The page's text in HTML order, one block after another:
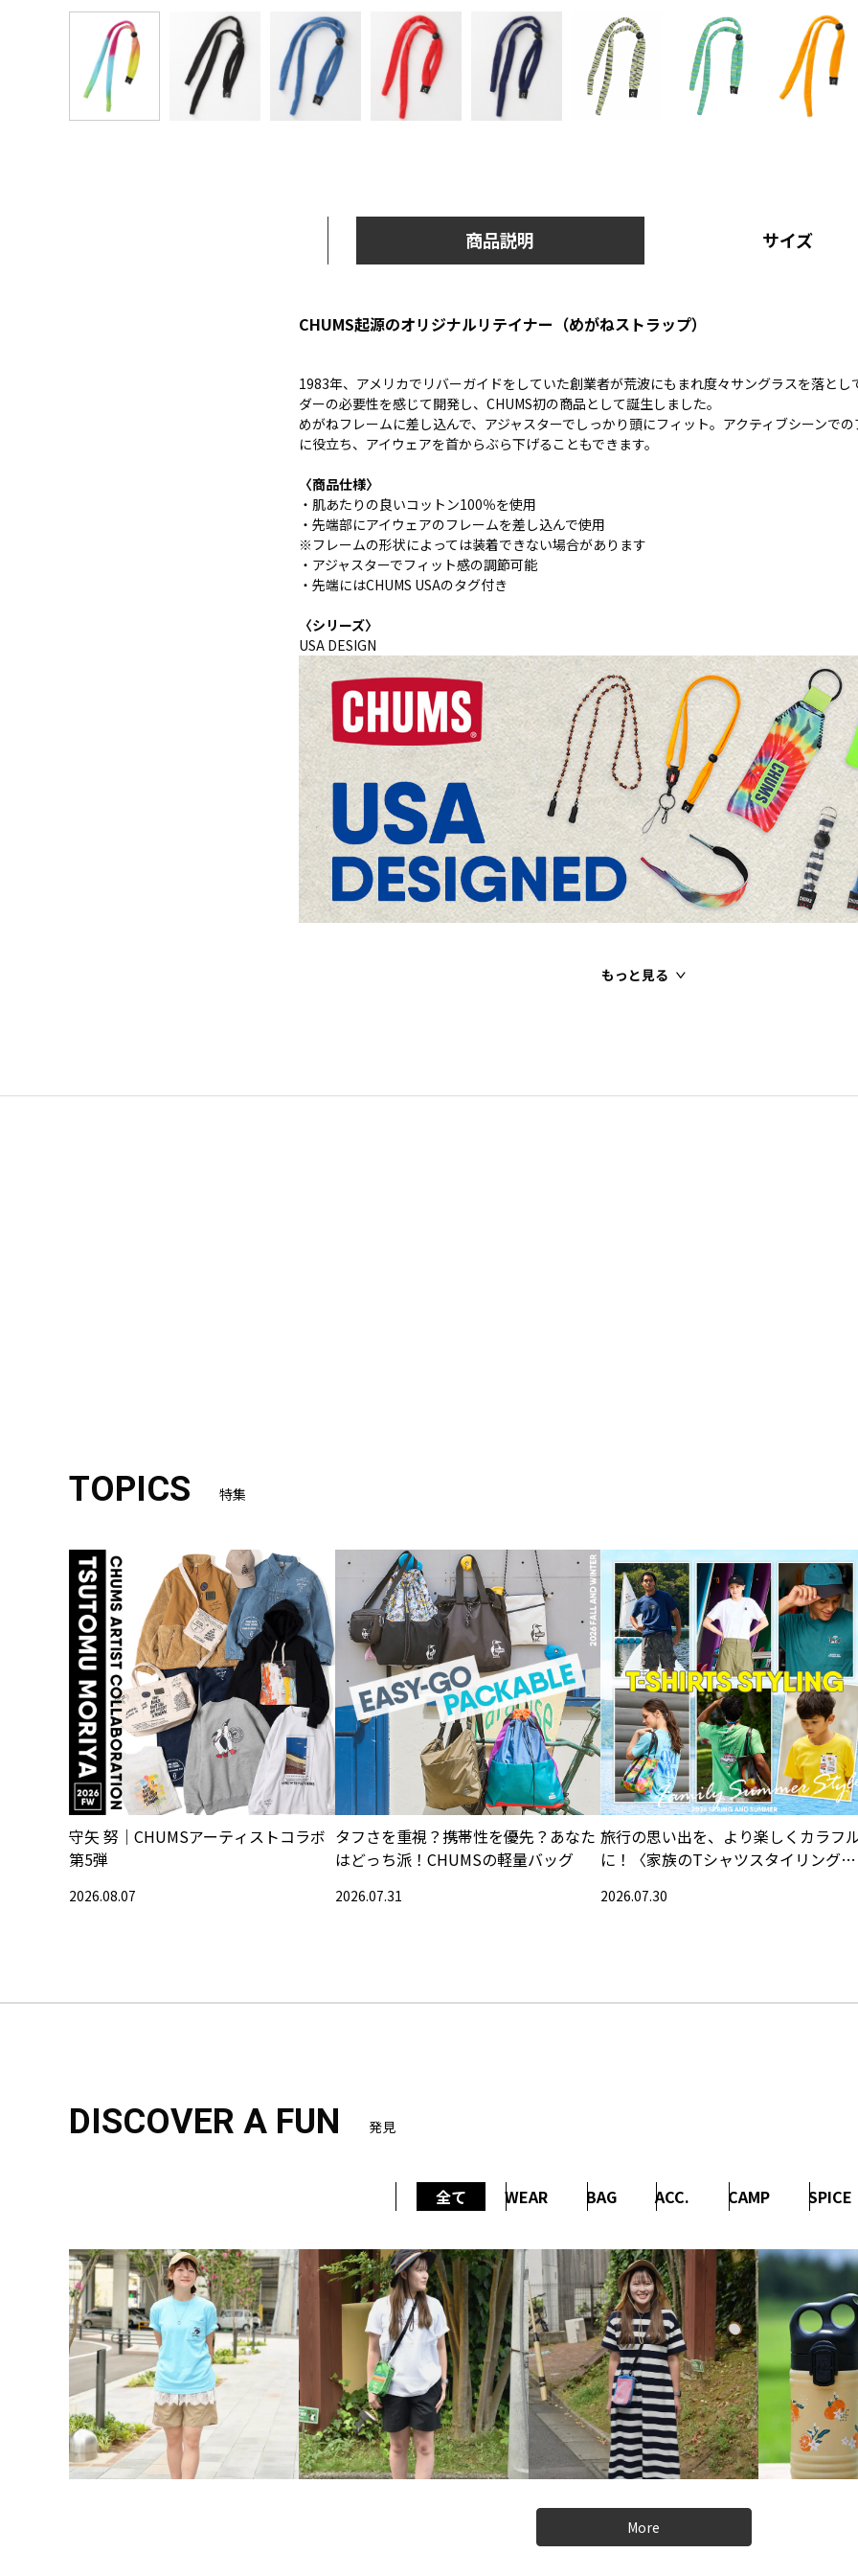
商品説明 サイズ
CHUMS起源のオリジナルリテイナー（めがねストラップ）
1983年、アメリカでリバーガイドをしていた創業者が荒波にもまれ度々サングラスを落とし
ダーの必要性を感じて開発し、CHUMS初の商品として誕生しました。
めがねフレームに差し込んで、アジャスターでしっかり頭にフィット。アクティブシーンで
に役立ち、アイウェアを首からぶら下げることもできます。
〈商品仕様〉
・肌あたりの良いコットン100％を使用
・先端部にアイウェアのフレームを差し込んで使用
※フレームの形状によっては装着できない場合があります
・アジャスターでフィット感の調節可能
・先端にはCHUMS USAのタグ付き
〈シリーズ〉
USA DESIGN
もっと見る
TOPICS 特集
守矢 努｜CHUMSアーティストコラボ
第5弾
2026.08.07
タフさを重視？携帯性を優先？あなた
はどっち派！CHUMSの軽量バッグ
2026.07.31
旅行の思い出を、より楽しくカラフ
に！〈家族のTシャツスタイリング特
2026.07.30
DISCOVER A FUN 発見
全て WEAR BAG ACC. CAMP SPICE
More